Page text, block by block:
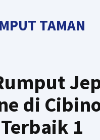
TAMAN
di
Terbaik 1